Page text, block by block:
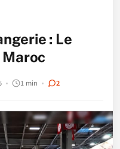
: Le
1 min 2